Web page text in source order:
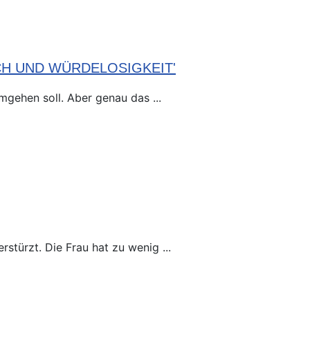
UND WÜRDELOSIGKEIT'
soll. Aber genau das ...
Die Frau hat zu wenig ...